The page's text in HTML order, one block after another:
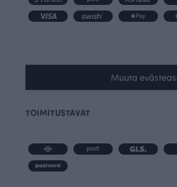
Muuta
TOIMITUSTAVAT